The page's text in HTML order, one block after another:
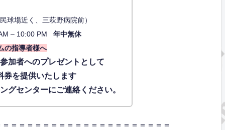
場近く、三萩野病院前）
AM – 10:00 PM年中無休
の指導者様へ
加者へのプレゼントとして
券を提供いたします
グセンターにご連絡ください。
＝＝＝＝＝＝＝＝＝＝＝＝＝＝＝＝＝＝＝＝